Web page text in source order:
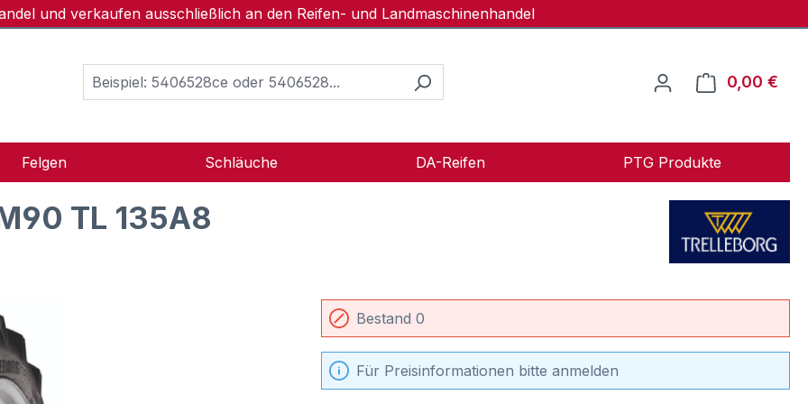
und verkaufen ausschließlich an den Reifen- und Landmaschinenhandel
0,00 €
Felgen Schläuche DA-Reifen PTG Produkte
TL 135A8
Bestand 0
Für Preisinformationen bitte anmelden